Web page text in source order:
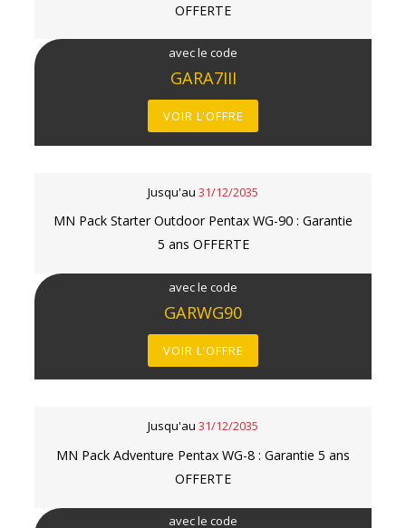
OFFERTE
avec le code
GARA7III
VOIR L'OFFRE
Jusqu'au 31/12/2035
MN Pack Starter Outdoor Pentax WG-90 : Garantie
5 ans OFFERTE
avec le code
GARWG90
VOIR L'OFFRE
Jusqu'au 31/12/2035
MN Pack Adventure Pentax WG-8 : Garantie 5 ans
OFFERTE
avec le code